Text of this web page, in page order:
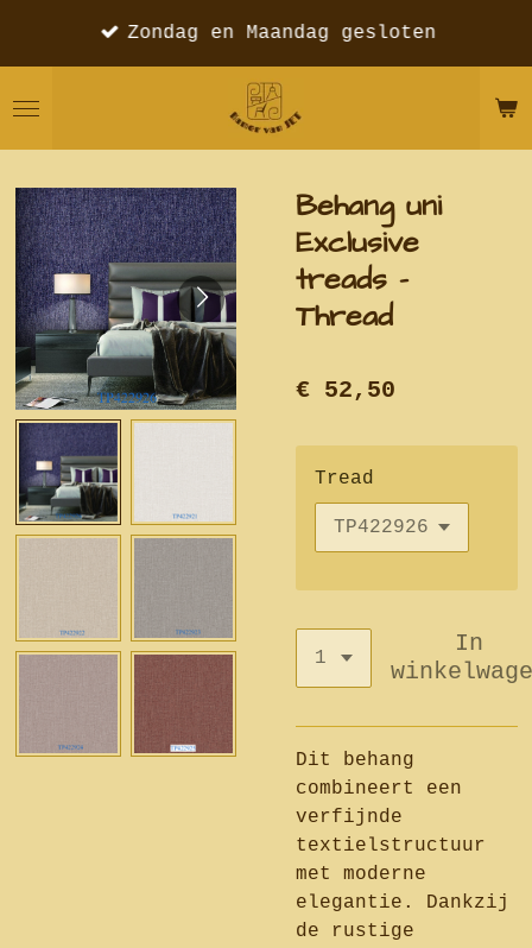
de
Zondag en Maandag gesloten
Behang uni
Exclusive
treads -
Thread
€ 52,50
Tread
In
Dit behang
combineert een
verfijnde
textielstructuur
met moderne
elegantie. Dankzij
de rustige